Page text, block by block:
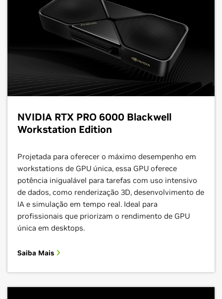
NVIDIA RTX PRO 6000 Blackwell
Workstation Edition
Projetada para oferecer o máximo desempenho em
workstations de GPU única, essa GPU oferece
potência inigualável para tarefas com uso intensivo
de dados, como renderização 3D, desenvolvimento de
IA e simulação em tempo real. Ideal para
profissionais que priorizam o rendimento de GPU
única em desktops.
Saiba Mais